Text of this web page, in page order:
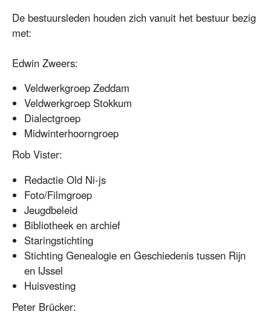
De bestuursleden houden zich vanuit het bestuur bezig
met:
Edwin Zweers:
Veldwerkgroep Zeddam
Veldwerkgroep Stokkum
Dialectgroep
Midwinterhoorngroep
Rob Vister:
Redactie Old Ni-js
Foto/Filmgroep
Jeugdbeleid
Bibliotheek en archief
Staringstichting
Stichting Genealogie en Geschiedenis tussen Rijn
en IJssel
Huisvesting
Peter Brücker: